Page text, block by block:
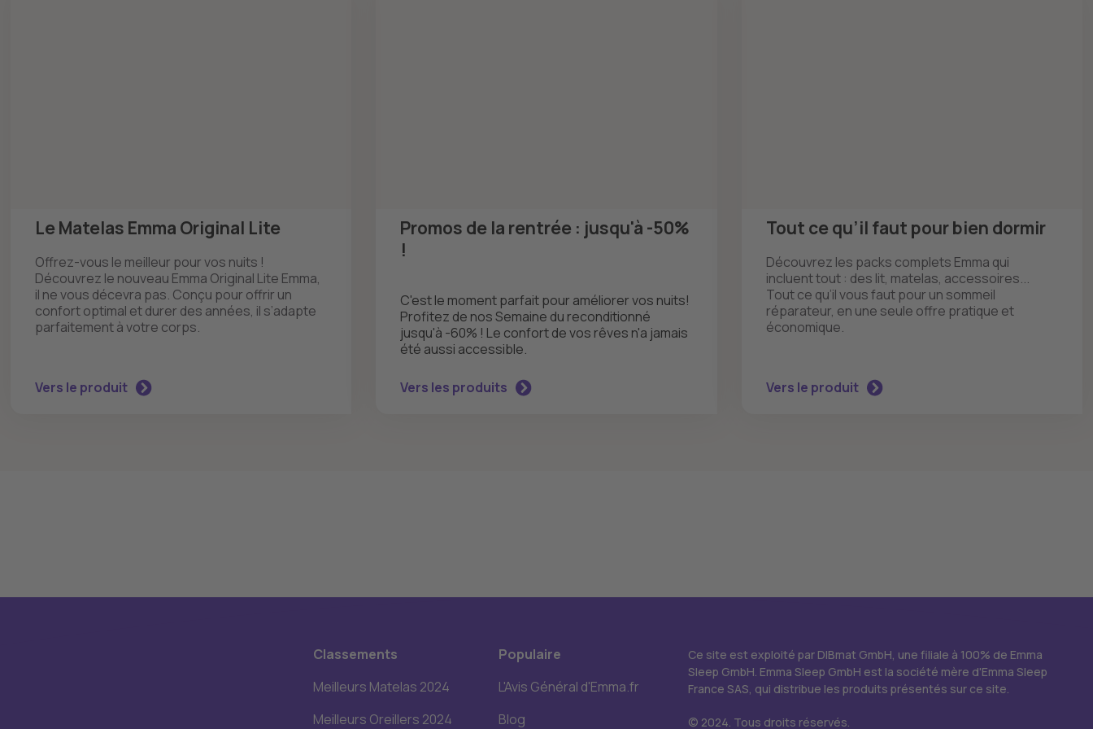
Le Matelas Emma Original Lite
Offrez-vous le meilleur pour vos nuits !
Découvrez le nouveau Emma Original Lite Emma,
il ne vous décevra pas. Conçu pour offrir un
confort optimal et durer des années, il s’adapte
parfaitement à votre corps.
Vers le produit
Promos de la rentrée : jusqu'à -50%
!
C'est le moment parfait pour améliorer vos nuits!
Profitez de nos Semaine du reconditionné
jusqu'à -60% ! Le confort de vos rêves n'a jamais
été aussi accessible.
Vers les produits
Tout ce qu’il faut pour bien dormir
Découvrez les packs complets Emma qui
incluent tout : des lit, matelas, accessoires...
Tout ce qu’il vous faut pour un sommeil
réparateur, en une seule offre pratique et
économique.
Vers le produit
Classements
Meilleurs Matelas 2024
Meilleurs Oreillers 2024
Populaire
L'Avis Général d'Emma.fr
Blog
Ce site est exploité par DIBmat GmbH, une filiale à 100% de Emma
Sleep GmbH. Emma Sleep GmbH est la société mère d'Emma Sleep
France SAS, qui distribue les produits présentés sur ce site.
© 2024. Tous droits réservés.